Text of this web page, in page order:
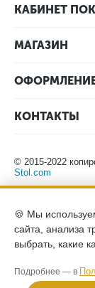
КАБИНЕТ
МАГАЗИН
КОНТАКТЫ
© 2015-2022
Stol.com
Обращаем ваше
условиях не
положениями
Федерации. Для
🍪 Мы
сайта, анализа
выбрать, какие
Подробнее — в